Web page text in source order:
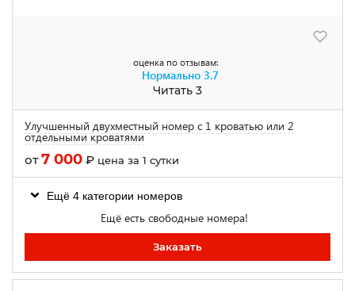
оценка по отзывам:
Нормально 3.7
Читать 3
Улучшенный двухместный номер с 1 кроватью или 2
отдельными кроватями
от7 000 ₽ цена за 1 сутки
Ещё 4 категории номеров
Ещё есть свободные номера!
Заказать